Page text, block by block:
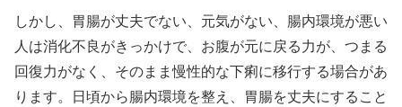
しかし、胃腸が丈夫でない、元気がない、腸内環境が悪い
人は消化不良がきっかけで、お腹が元に戻る力が、つまる
回復力がなく、そのまま慢性的な下痢に移行する場合があ
ります。日頃から腸内環境を整え、胃腸を丈夫にすること